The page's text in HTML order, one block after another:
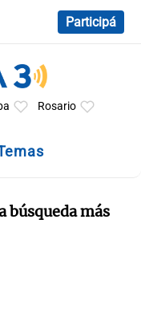
Participá
Rosario
búsqueda más